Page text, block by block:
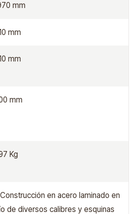
mm
mm
mm
mm
Kg
en acero laminado en
de diversos calibres y esquinas